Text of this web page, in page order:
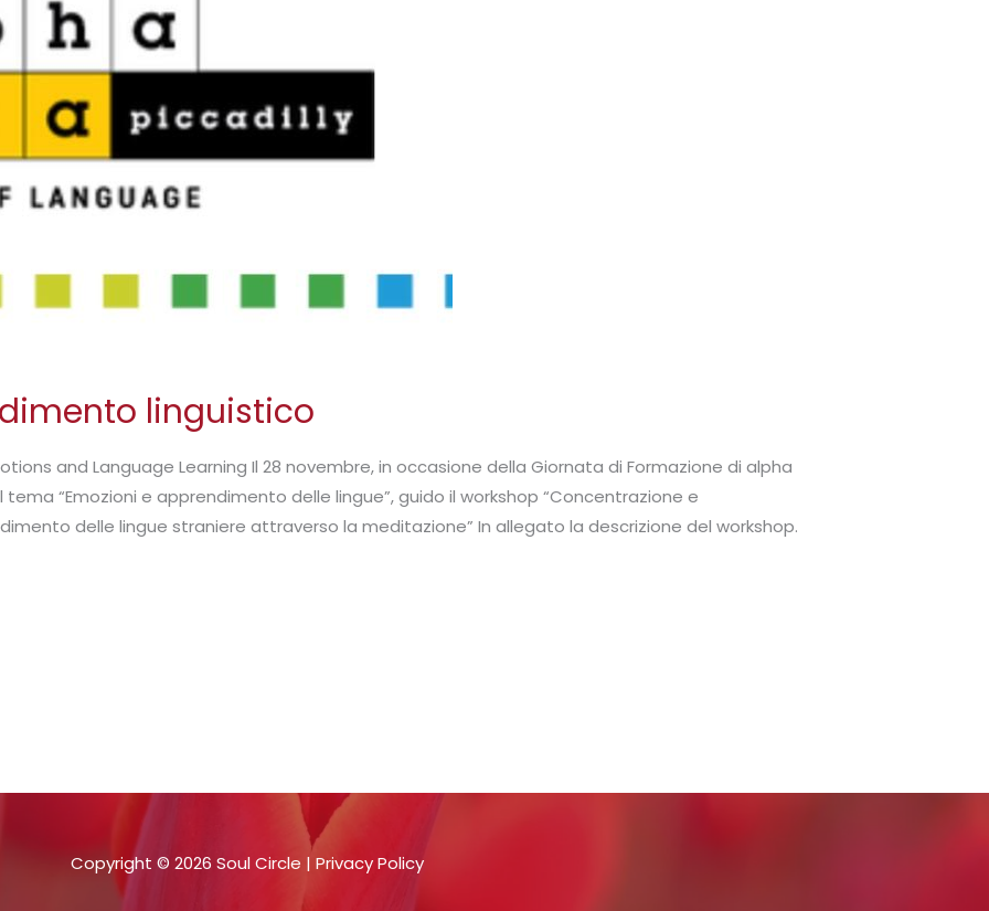
linguistico
and Language Learning Il 28 novembre, in occasione della Giornata di Formazione di alpha
“Emozioni e apprendimento delle lingue”, guido il workshop “Concentrazione e
delle lingue straniere attraverso la meditazione” In allegato la descrizione del workshop.
Copyright © 2026 Soul Circle | Privacy Policy